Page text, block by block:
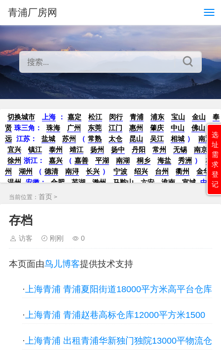
青浦厂房网
切换城市 上海 ： 嘉定 松江 闵行 青浦 浦东 宝山 金山
奉
贤 珠三角： 珠海 广州 东莞 江门 惠州 肇庆 中山 佛山
远 江苏 ： 盐城 苏州 （ 常熟 太仓 昆山 吴江 相城 ）
南通
宜兴
镇江 泰州 靖江 扬州 扬中 丹阳 常州 无锡
南京
徐州 浙江： 嘉兴 （ 嘉善 平湖 南湖 桐乡 海盐 秀洲 ）
杭
州
湖州 （ 德清 南浔 长兴 ） 宁波 绍兴 台州 衢州
金华
温州 安徽： 合肥 芜湖 滁州 马鞍山 六安 淮南 宣城 中
部：
南昌 郑州
德
安
香河
晋中
沈阳
威海
烟台 青岛 福建：
南宁 华北： 沈阳 大连 海外园区： 印尼 泰国 越南
柬埔寨
马来西亚
新加坡 墨西哥 荷兰 美国
高科
华夏幸福 联东U谷 万洋 均和
当前位置： 首页 >
存档
访客 刚刚 0
本页面由鸟儿博客提供技术支持
·上海青浦 青浦夏阳街道18000平方米高平台仓库
·上海青浦 青浦赵巷高标仓库12000平方米1500
米层
·上海青浦 出租青浦华新独门独院13000平物流仓
选
址
需
求
登
记